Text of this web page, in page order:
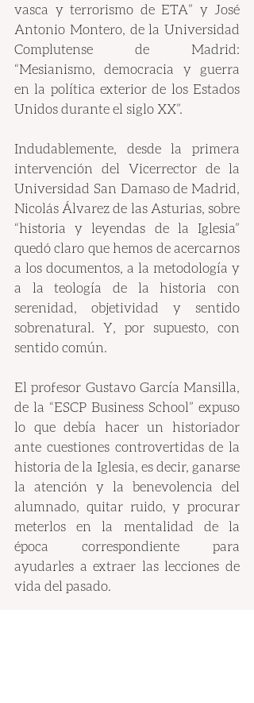
vasca y terrorismo de ETA” y José
Antonio Montero, de la Universidad
Complutense de Madrid:
“Mesianismo, democracia y guerra
en la política exterior de los Estados
Unidos durante el siglo XX”.
Indudablemente, desde la primera
intervención del Vicerrector de la
Universidad San Damaso de Madrid,
Nicolás Álvarez de las Asturias, sobre
“historia y leyendas de la Iglesia”
quedó claro que hemos de acercarnos
a los documentos, a la metodología y
a la teología de la historia con
serenidad, objetividad y sentido
sobrenatural. Y, por supuesto, con
sentido común.
El profesor Gustavo García Mansilla,
de la “ESCP Business School” expuso
lo que debía hacer un historiador
ante cuestiones controvertidas de la
historia de la Iglesia, es decir, ganarse
la atención y la benevolencia del
alumnado, quitar ruido, y procurar
meterlos en la mentalidad de la
época correspondiente para
ayudarles a extraer las lecciones de
vida del pasado.